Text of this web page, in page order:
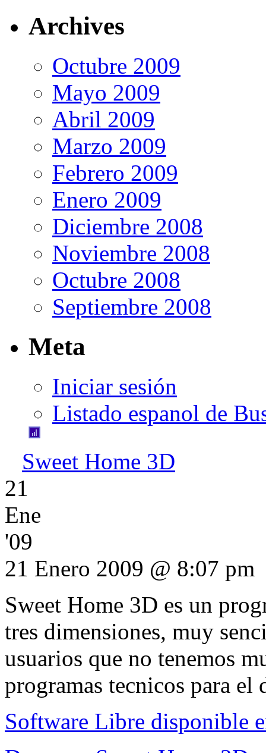
Archives
Octubre 2009
Mayo 2009
Abril 2009
Marzo 2009
Febrero 2009
Enero 2009
Diciembre 2008
Noviembre 2008
Octubre 2008
Septiembre 2008
Meta
Iniciar sesión
Listado espanol de
Sweet Home 3D
21
Ene
'09
21 Enero 2009 @ 8:07 pm
Sweet Home 3D es un
tres dimensiones, muy
usuarios que no tenemos
programas tecnicos para el
Software Libre disponible